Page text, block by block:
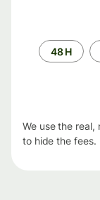
Time
period
48 H
We use the
to hide the fees.